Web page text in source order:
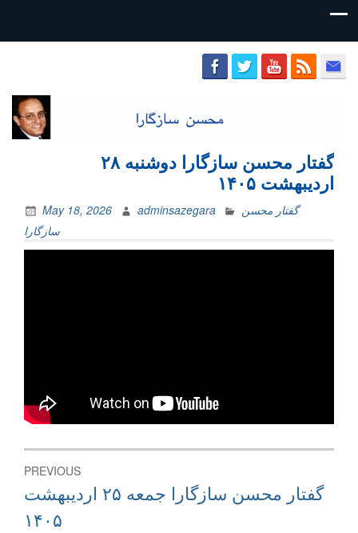
محسن
سازگارا
گفتار محسن سازگارا دوشنبه ۲۸
اردیبهشت ۱۴۰۵
May 18, 2026 adminsazegara
گفتار محسن
سازگارا
Post
navigation
PREVIOUS
Previous
post:
گفتار محسن سازگارا جمعه ۲۵ اردیبهشت
۱۴۰۵